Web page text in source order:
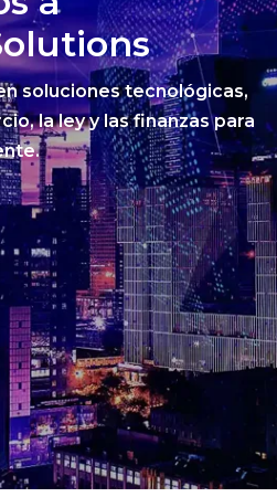
soluciones tecnológicas,
la ley y las finanzas para